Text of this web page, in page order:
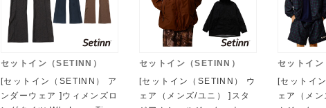
セットイン（SETINN）
[セットイン（SETINN） ア
ンダーウェア ]ウィメンズロ
セットイン（SETINN）
[セットイン（SETINN） ウ
ェア（メンズ/ユニ） ]スタ
セットイン
[セットイ
ェア（メ